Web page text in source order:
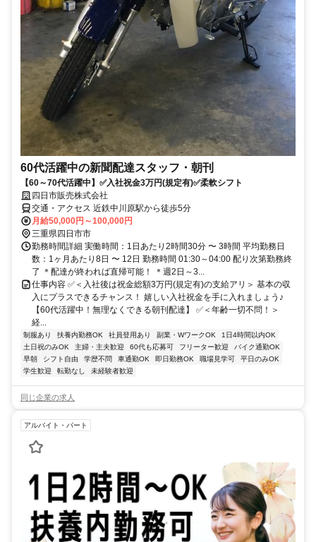
60代活躍中の新聞配達スタッフ・朝刊
【60～70代活躍中】✅入社祝金3万円(規定有)✅柔軟シフト
四日市販売株式会社
交通・アクセス 近鉄中川原駅から徒歩5分
月給50,000円～100,000円
三重県四日市市
勤務時間詳細 実働時間：1日あたり2時間30分 〜 3時間 平均勤務日
数：1ヶ月あたり8日 〜 12日 勤務時間 01:30～04:00 配り次第勤務終
了 ＊配達が終われば直帰可能！ ＊週2日～3...
仕事内容 ✅＜入社後は祝金総額3万円(規定有)の支給アリ＞ 基本の収
入にプラスできるチャンス！ 嬉しい入社祝金を手に入れましょう♪
【60代活躍中！無理なくできる朝刊配達】 ✅＜年齢一切不問！＞
経...
制服あり 扶養内勤務OK 社員登用あり 副業・WワークOK
1日4時間以内OK
土日祝のみOK
主婦・主夫歓迎 60代も応募可 フリーター歓迎
バイク通勤OK
早朝
シフト自由 学歴不問 車通勤OK 即日勤務OK 職場見学可
平日のみOK
学生歓迎
転勤なし 未経験者歓迎
同じ企業の求人
アルバイト・パート